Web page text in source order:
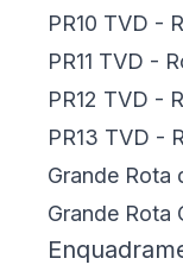
PR10 TVD -
PR11 TVD -
PR12 TVD -
PR13 TVD -
Grande Rota
Grande Rota